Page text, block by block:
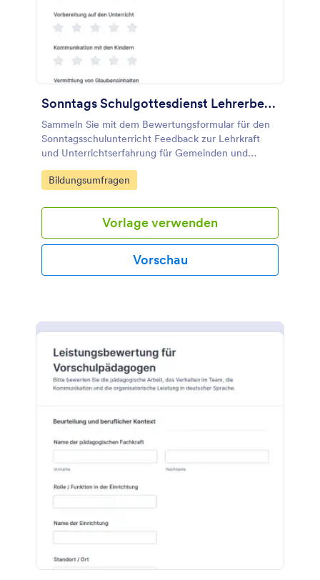
Sonntags Schulgottesdienst Lehrerbewertungsbogen
Sammeln Sie mit dem Bewertungsformular für den
Sonntagsschulunterricht Feedback zur Lehrkraft
und Unterrichtserfahrung für Gemeinden und
Teams und verbessern Sie Ihre Datenerfassung mit
Jotform und passenden Formularvorlagen.
Go to Category:
Bildungsumfragen
Vorlage verwenden
Vorschau